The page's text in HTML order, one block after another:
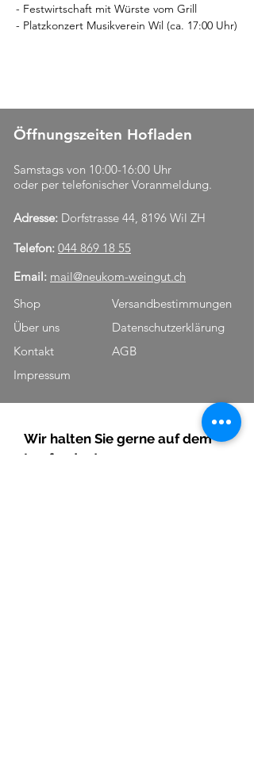
- Festwirtschaft mit Würste vom Grill
- Platzkonzert Musikverein Wil (ca. 17:00 Uhr)
Öffnungszeiten Hofladen
Samstags von 10:00-16:00 Uhr
oder per telefonischer Voranmeldung.
Adresse: Dorfstrasse 44, 8196 Wil ZH
Telefon: 044 869 18 55
Email: mail@neukom-weingut.ch
Versandbestimmungen
Datenschutzerklärung
AGB
Shop
Über uns
Kontakt
Impressum
Wir halten Sie gerne auf dem
Laufenden!